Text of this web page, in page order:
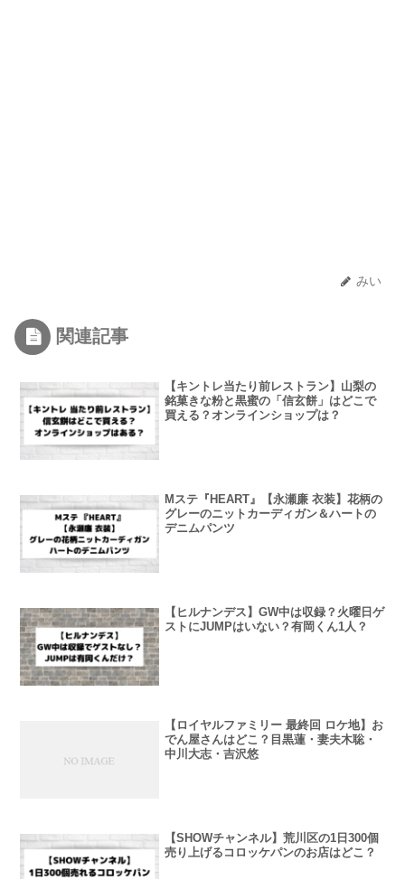
みい
関連記事
【キントレ当たり前レストラン】山梨の
銘菓きな粉と黒蜜の「信玄餅」はどこで
買える？オンラインショップは？
Mステ『HEART』【永瀬廉 衣装】花柄の
グレーのニットカーディガン＆ハートの
デニムパンツ
【ヒルナンデス】GW中は収録？火曜日ゲ
ストにJUMPはいない？有岡くん1人？
【ロイヤルファミリー 最終回 ロケ地】お
でん屋さんはどこ？目黒蓮・妻夫木聡・
中川大志・吉沢悠
【SHOWチャンネル】荒川区の1日300個
売り上げるコロッケパンのお店はどこ？